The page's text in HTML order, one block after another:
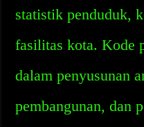
statistik penduduk,
fasilitas kota. Kode
dalam penyusunan
pembangunan, dan